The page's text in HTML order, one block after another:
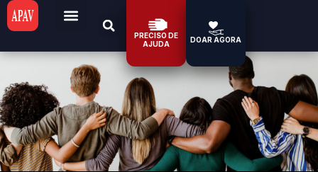
PRECISO DE
AJUDA
DOAR AGORA